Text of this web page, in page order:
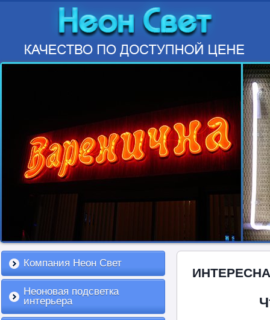
Компания Неон Свет
Неоновая подсветка
интерьера